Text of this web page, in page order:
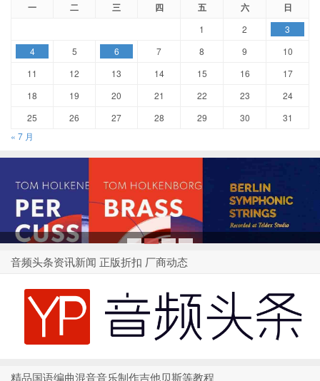
一 二 三 四 五 六 日
1 2
3
4
5 6 7 8 9
10
11
12 13 14 15 16
17
18
19 20 21 22 23
24
25
26 27 28 29 30
31
« 7 月
1 2 3 4
音频头条资讯新闻 正版折扣 厂商动态
精品国语编曲混音音乐制作吉他贝斯等教程